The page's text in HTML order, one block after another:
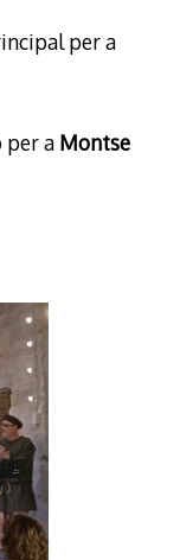
per a
per a Montse